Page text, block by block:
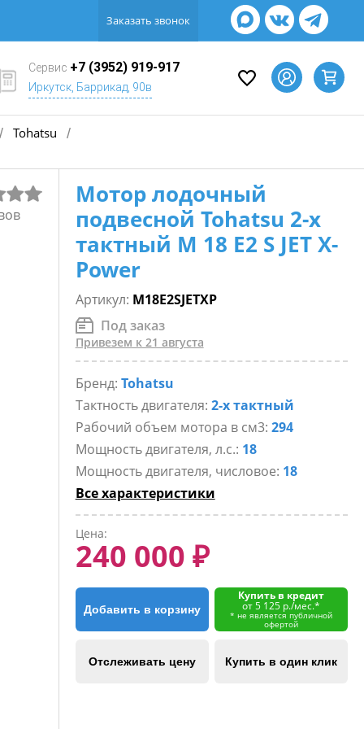
Заказать звонок
Сервис +7 (3952) 919-917
Иркутск, Баррикад, 90в
/ Tohatsu /
Мотор лодочный
подвесной Tohatsu 2-х
тактный M 18 E2 S JET X-
Power
Артикул: M18E2SJETXP
Под заказ
Привезем к 21 августа
Бренд: Tohatsu
Тактность двигателя: 2-х тактный
Рабочий объем мотора в см3: 294
Мощность двигателя, л.с.: 18
Мощность двигателя, числовое: 18
Все характеристики
Цена:
240 000 ₽
Добавить в корзину
Купить в кредит
от 5 125 р./мес.*
* не является публичной
офертой
Отслеживать цену Купить в один клик